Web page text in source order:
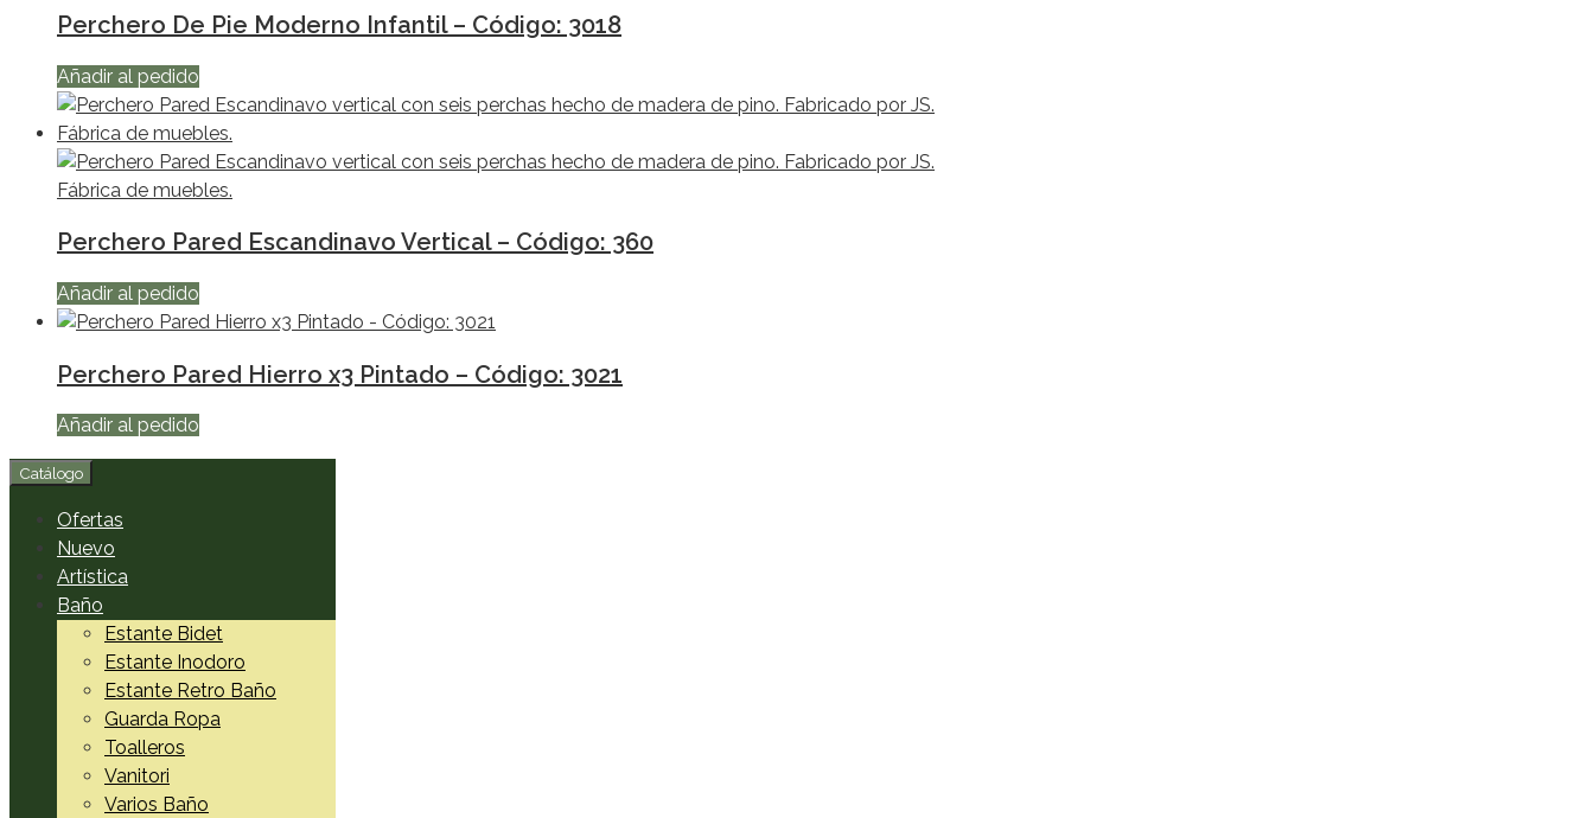
Perchero De Pie Moderno Infantil – Código: 3018
Añadir al pedido
Perchero Pared Escandinavo Vertical – Código: 360
Añadir al pedido
Perchero Pared Hierro x3 Pintado – Código: 3021
Añadir al pedido
Catálogo
Ofertas
Nuevo
Artística
Baño
Estante Bidet
Estante Inodoro
Estante Retro Baño
Guarda Ropa
Toalleros
Vanitori
Varios Baño